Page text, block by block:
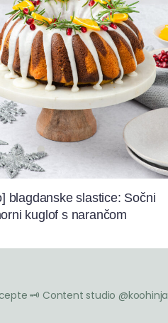
blagdanske slastice: Sočni
kuglof s narančom
🗝 Content studio @koohinja